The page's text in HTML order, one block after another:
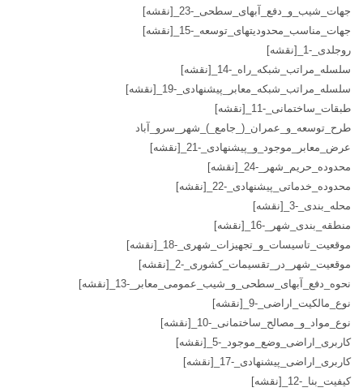
جهات_شیب_و_دفع_آبهای_سطحی_-23_[نقشه]
جهات_مناسب_محدودیتهای_توسعه_-15_[نقشه]
روجلدی_-1_[نقشه]
سلسله_مراتب_شبکه_راه_-14_[نقشه]
سلسله_مراتب_شبکه_معابر_پیشنهادی_-19_[نقشه]
طبقات_ساختمانی_-11_[نقشه]
طرح_توسعه_و_عمران_(_جامع_)_شهر_سرو_آباد
عرض_معابر_موجود_و_پیشنهادی_-21_[نقشه]
محدوده_حریم_شهر_-24_[نقشه]
محدوده_خدماتی_پیشنهادی_-22_[نقشه]
محله_بندی_-3_[نقشه]
منطقه_بندی_شهر_-16_[نقشه]
موقعیت_تاسیسات_و_تجهیزات_شهری_-18_[نقشه]
موقعیت_شهر_در_تقسیمات_کشوری_-2_[نقشه]
نحوه_دفع_آبهای_سطحی_و_شیب_عمومی_معابر_-13_[نقشه]
نوع_مالکیت_اراضی_-9_[نقشه]
نوع_مواد_و_مصالح_ساختمانی_-10_[نقشه]
کاربری_اراضی_وضع_موجود_-5_[نقشه]
کاربری_اراضی_پیشنهادی_-17_[نقشه]
کیفیت_بنا_-12_[نقشه]